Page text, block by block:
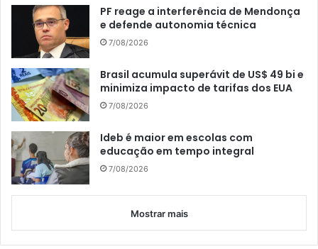
PF reage a interferência de Mendonça
e defende autonomia técnica
7/08/2026
Brasil acumula superávit de US$ 49 bi e
minimiza impacto de tarifas dos EUA
7/08/2026
Ideb é maior em escolas com
educação em tempo integral
7/08/2026
Mostrar mais